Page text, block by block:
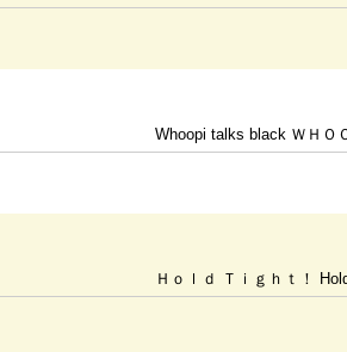
Whoopi talks black ＷＨＯ
Ｈｏｌｄ Ｔｉｇｈｔ！